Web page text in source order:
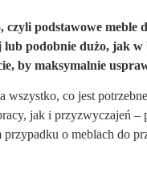
podstawowe meble
podobnie dużo, jak
by maksymalnie
wszystko, co jest
jak i przyzwyczajeń –
o meblach do